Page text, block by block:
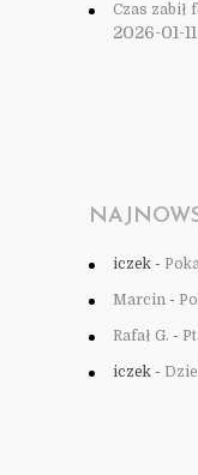
Czas zabił
2026-01-11
iczek -
Marcin -
Rafał G. -
iczek -